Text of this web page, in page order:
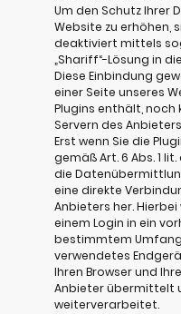
Um den Schutz Ihrer
Website zu erhöhen,
deaktiviert mittels
„Shariff“-Lösung in
Diese Einbindung
einer Seite unseres
Plugins enthält, noch
Servern des
Erst wenn Sie die
gemäß Art. 6 Abs. 1 lit.
die
eine direkte
Anbieters her.
einem Login in ein
bestimmtem
verwendetes
Ihren Browser und
Anbieter übermittelt
weiterverarbeitet.